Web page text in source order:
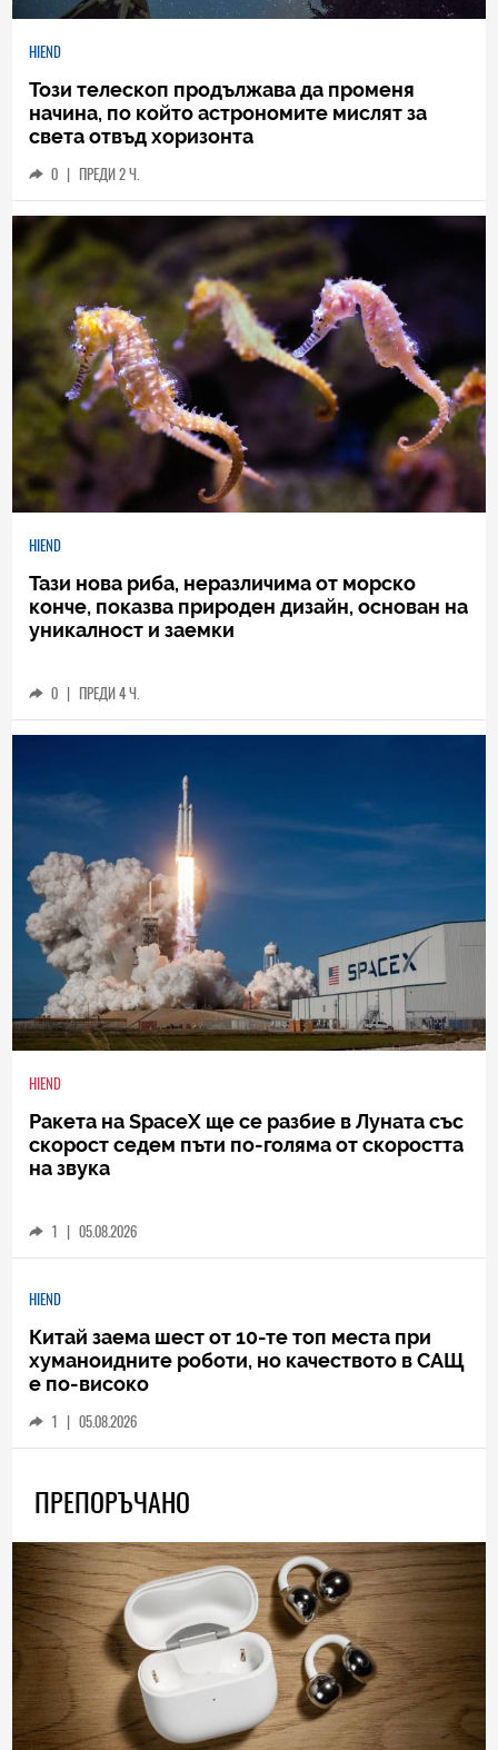
HIEND
Този телескоп продължава да променя
начина, по който астрономите мислят за
света отвъд хоризонта
0 | ПРЕДИ 2 Ч.
HIEND
Тази нова риба, неразличима от морско
конче, показва природен дизайн, основан на
уникалност и заемки
0 | ПРЕДИ 4 Ч.
HIEND
Ракета на SpaceX ще се разбие в Луната със
скорост седем пъти по-голяма от скоростта
на звука
1 | 05.08.2026
HIEND
Китай заема шест от 10-те топ места при
хуманоидните роботи, но качеството в САЩ
е по-високо
1 | 05.08.2026
ПРЕПОРЪЧАНО